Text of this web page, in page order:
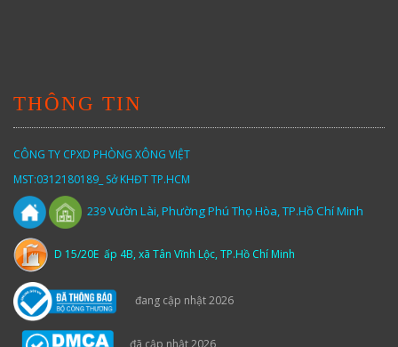
THÔNG TIN
CÔNG TY CPXD PHÒNG XÔNG VIỆT
MST:0312180189_ Sở KHĐT TP.HCM
239Vườn Lài,Phường Phú Thọ Hòa, TP.Hồ Chí Minh
D 15/20E ấp 4B, xã Tân Vĩnh Lộc, TP.Hồ Chí Minh
đang cập nhật 2026